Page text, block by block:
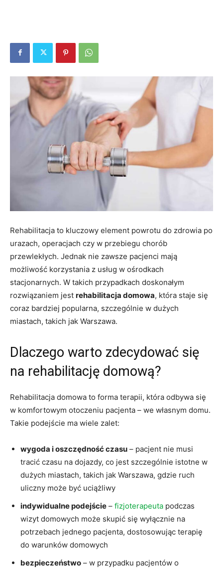
Rehabilitacja to kluczowy element powrotu do zdrowia po
urazach, operacjach czy w przebiegu chorób
przewlekłych. Jednak nie zawsze pacjenci mają
możliwość korzystania z usług w ośrodkach
stacjonarnych. W takich przypadkach doskonałym
rozwiązaniem jest rehabilitacja domowa, która staje się
coraz bardziej popularna, szczególnie w dużych
miastach, takich jak Warszawa.
Dlaczego warto zdecydować się
na rehabilitację domową?
Rehabilitacja domowa to forma terapii, która odbywa się
w komfortowym otoczeniu pacjenta – we własnym domu.
Takie podejście ma wiele zalet:
wygoda i oszczędność czasu – pacjent nie musi
tracić czasu na dojazdy, co jest szczególnie istotne w
dużych miastach, takich jak Warszawa, gdzie ruch
uliczny może być uciążliwy
indywidualne podejście – fizjoterapeuta podczas
wizyt domowych może skupić się wyłącznie na
potrzebach jednego pacjenta, dostosowując terapię
do warunków domowych
bezpieczeństwo – w przypadku pacjentów o